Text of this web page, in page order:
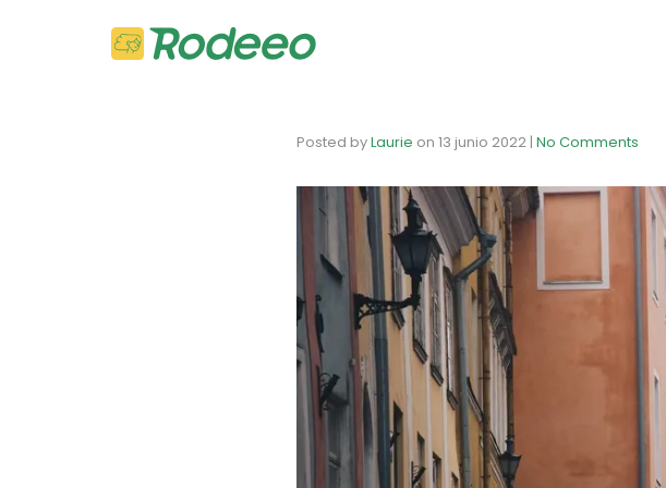
Posted byLaurie on 13 junio 2022 | No Comments